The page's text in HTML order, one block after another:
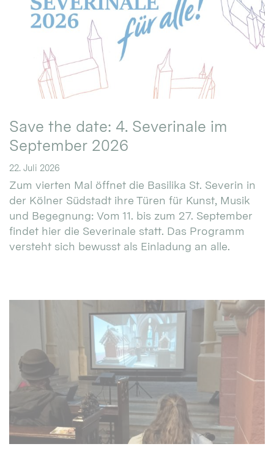
Save the date: 4. Severinale im
September 2026
22. Juli 2026
Zum vierten Mal öffnet die Basilika St. Severin in
der Kölner Südstadt ihre Türen für Kunst, Musik
und Begegnung: Vom 11. bis zum 27. September
findet hier die Severinale statt. Das Programm
versteht sich bewusst als Einladung an alle.